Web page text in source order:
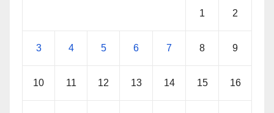
1 2
3 4 5 6 7 8 9
10 11 12 13 14 15 16